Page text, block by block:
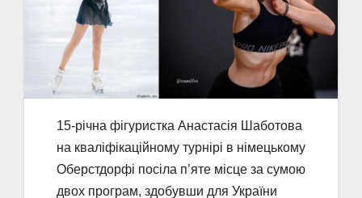
15-річна фігуристка Анастасія Шаботова
на кваліфікаційному турнірі в німецькому
Оберстдорфі посіла п’яте місце за сумою
двох програм, здобувши для України